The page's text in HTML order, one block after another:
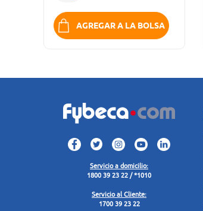
AGREGAR A LA BOLSA
Servicio a domicilio:
1800 39 23 22 / *1010
Servicio al Cliente:
1700 39 23 22